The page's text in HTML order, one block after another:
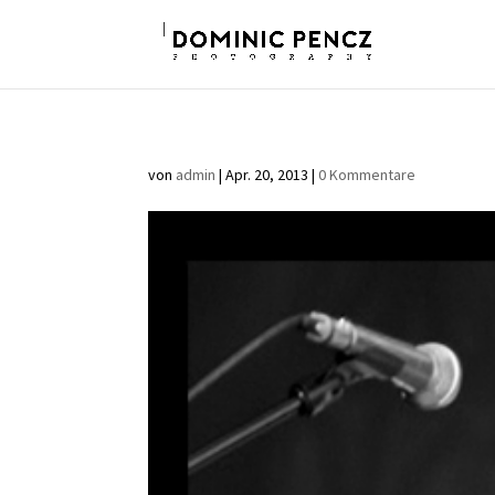
von admin |Apr. 20, 2013 |0 Kommentare